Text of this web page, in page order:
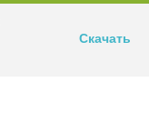
Скачать